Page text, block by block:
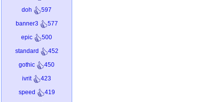
doh
597
banner3
577
epic
500
standard
452
gothic
450
ivrit
423
speed
419